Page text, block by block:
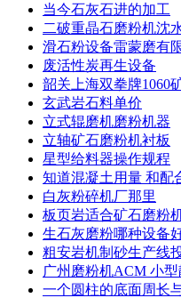
当今石灰石进的加工
二破重晶石磨粉机沈
滑石粉设备雷蒙磨有
废活性炭再生设备
韶关上海双拳牌1060
玄武岩石料单价
立式辊磨机磨粉机器
立轴矿石磨粉机衬板
星型给料器操作规程
知道混凝土用量 和配
白灰粉碎机厂那里
板页岩适合矿石磨粉
生石灰磨粉哪种设备
粗安岩机制砂生产线
广州磨粉机ACM 小
一个圆柱的底面周长